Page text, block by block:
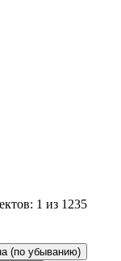
1 из 1235
(по убыванию)